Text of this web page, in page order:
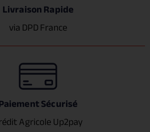
Livraison Rapide
via DPD France
Sécurisé
Agricole Up2pay